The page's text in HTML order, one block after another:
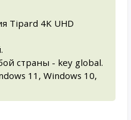
Tipard 4K UHD
страны - key global.
11, Windows 10,